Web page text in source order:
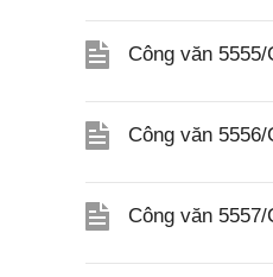
Công văn
Công văn
Công văn